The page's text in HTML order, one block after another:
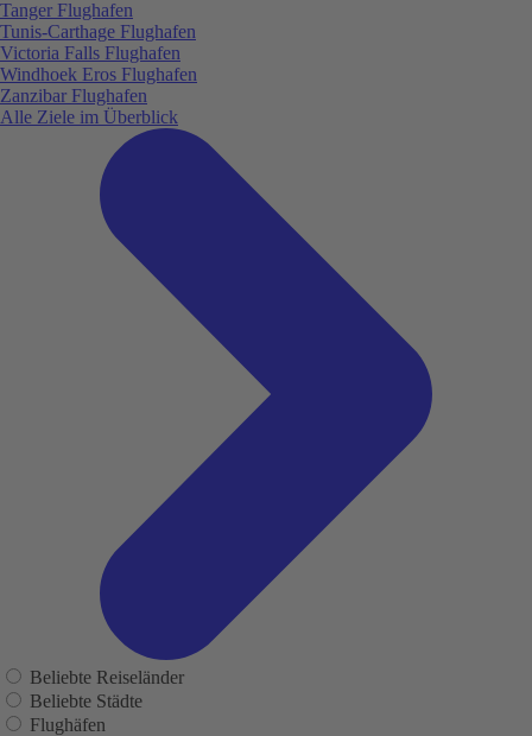
Tanger Flughafen
Tunis-Carthage Flughafen
Victoria Falls Flughafen
Windhoek Eros Flughafen
Zanzibar Flughafen
Alle Ziele im Überblick
Beliebte Reiseländer
Beliebte Städte
Flughäfen